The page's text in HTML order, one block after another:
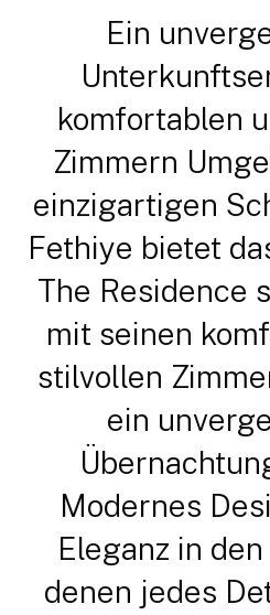
Ein
komfortablen
Zimmern
einzigartigen
Fethiye bietet
The Residence
mit seinen
stilvollen
ein
Modernes
Eleganz in
denen jedes